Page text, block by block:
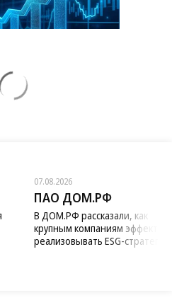
07.08.2026
ПАО ДОМ.РФ
В ДОМ.РФ рассказали, как
крупным компаниям
реализовывать ESG-стратегию